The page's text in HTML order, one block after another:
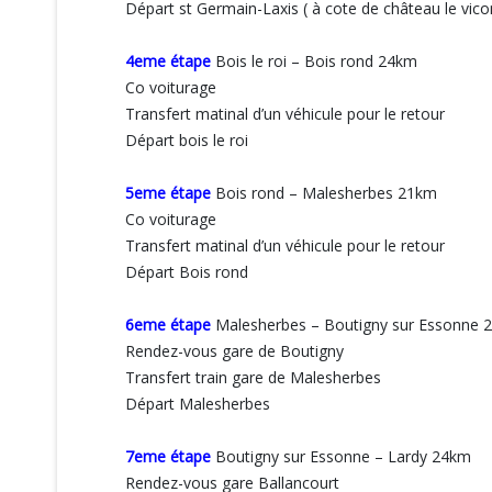
Départ st Germain-Laxis ( à cote de château le
4eme étape Bois le roi – Bois rond 24km
Co voiturage
Transfert matinal d’un véhicule pour le retour
Départ bois le roi
5eme étape Bois rond – Malesherbes 21km
Co voiturage
Transfert matinal d’un véhicule pour le retour
Départ Bois rond
6eme étape Malesherbes – Boutigny sur Essonne
Rendez-vous gare de Boutigny
Transfert train gare de Malesherbes
Départ Malesherbes
7eme étape Boutigny sur Essonne – Lardy 24km
Rendez-vous gare Ballancourt